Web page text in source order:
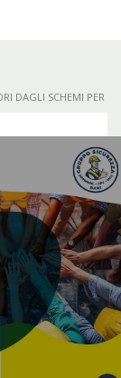
DAGLI SCHEMI PER